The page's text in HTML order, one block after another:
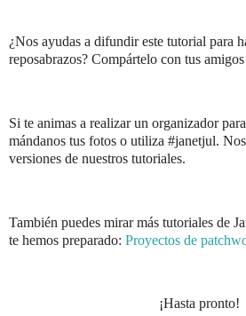
¿Nos ayudas a difundir este tutorial para
reposabrazos? Compártelo con tus
Si te animas a realizar un organizador
mándanos tus fotos o utiliza #janetjul.
versiones de nuestros tutoriales.
También puedes mirar más tutoriales de
te hemos preparado: Proyectos de
¡Hasta pronto!